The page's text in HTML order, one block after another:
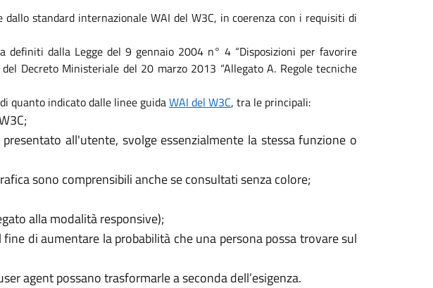
standard internazionale WAI del W3C, in coerenza con i requisiti di
dalla Legge del 9 gennaio 2004 n° 4 “Disposizioni per favorire
Decreto Ministeriale del 20 marzo 2013 “Allegato A. Regole tecniche
quanto indicato dalle linee guidaWAI del W3C, tra le principali:
all'utente, svolge essenzialmente la stessa funzione o
sono comprensibili anche se consultati senza colore;
alla modalità responsive);
di aumentare la probabilità che una persona possa trovare sul
agent possano trasformarle a seconda dell’esigenza.